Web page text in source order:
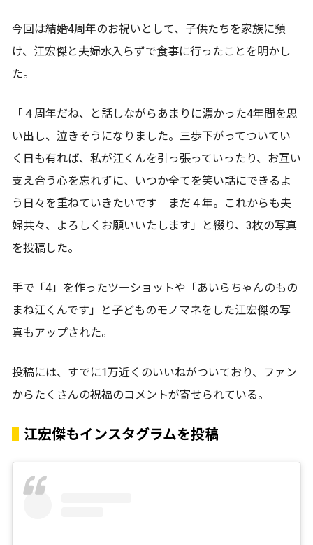
今回は結婚4周年のお祝いとして、子供たちを家族に預
け、江宏傑と夫婦水入らずで食事に行ったことを明かし
た。
「４周年だね、と話しながらあまりに濃かった4年間を思
い出し、泣きそうになりました。三歩下がってついてい
く日も有れば、私が江くんを引っ張っていったり、お互い
支え合う心を忘れずに、いつか全てを笑い話にできるよ
う日々を重ねていきたいです まだ４年。これからも夫
婦共々、よろしくお願いいたします」と綴り、3枚の写真
を投稿した。
手で「4」を作ったツーショットや「あいらちゃんのもの
まね江くんです」と子どものモノマネをした江宏傑の写
真もアップされた。
投稿には、すでに1万近くのいいねがついており、ファン
からたくさんの祝福のコメントが寄せられている。
江宏傑もインスタグラムを投稿